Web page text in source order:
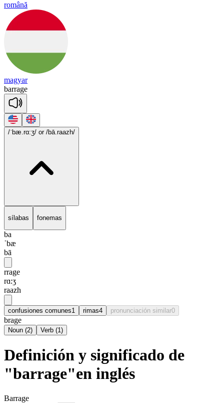
română
magyar
barrage
/ˈbæ.rɑ:ʒ/ or /bā.raazh/
sílabas fonemas
ba
ˈbæ
bā
rrage
rɑ:ʒ
raazh
confusiones comunes1 rimas4 pronunciación similar0
brage
Noun (2) Verb (1)
Definición y significado de
"barrage"en inglés
Barrage